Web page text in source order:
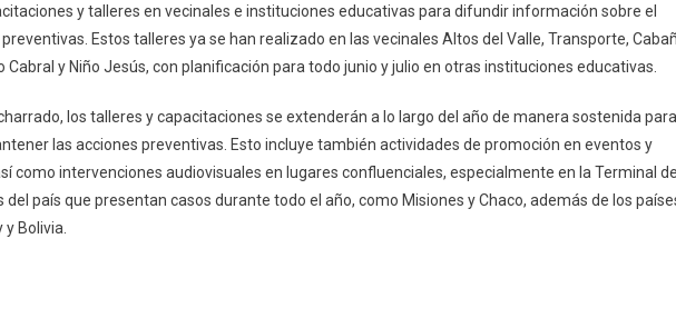
y talleres en vecinales e instituciones educativas para difundir información sobre el
Estos talleres ya se han realizado en las vecinales Altos del Valle, Transporte,
Cabral y Niño Jesús, con planificación para todo junio y julio en otras instituciones educativas.
los talleres y capacitaciones se extenderán a lo largo del año de manera sostenida para
las acciones preventivas. Esto incluye también actividades de promoción en eventos y
como intervenciones audiovisuales en lugares confluenciales, especialmente en la Terminal
del país que presentan casos durante todo el año, como Misiones y Chaco, además de los
Bolivia.